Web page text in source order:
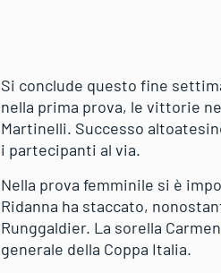
Si conclude questo fine
nella prima prova, le vittorie
Martinelli. Successo
i partecipanti al via.
Nella prova femminile si è
Ridanna ha staccato,
Runggaldier. La sorella
generale della Coppa Italia.